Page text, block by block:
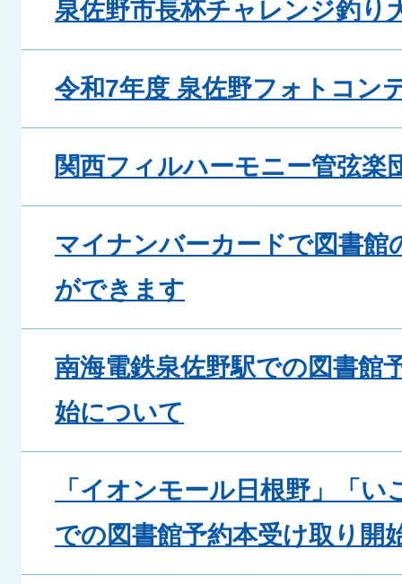
泉佐野市長杯チャレンジ釣り
令和7年度 泉佐野フォトコン
関西フィルハーモニー管弦楽
マイナンバーカードで図書館
ができます
南海電鉄泉佐野駅での図書館
始について
「イオンモール日根野」「
での図書館予約本受け取り開